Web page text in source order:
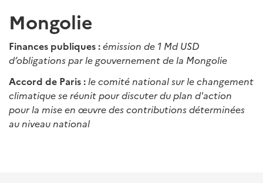
Mongolie
Finances publiques :émission de 1 Md USD
d’obligations par le gouvernement de la Mongolie
Accord de Paris : le comité national sur le changement
climatique se réunit pour discuter du plan d'action
pour la mise en œuvre des contributions déterminées
au niveau national